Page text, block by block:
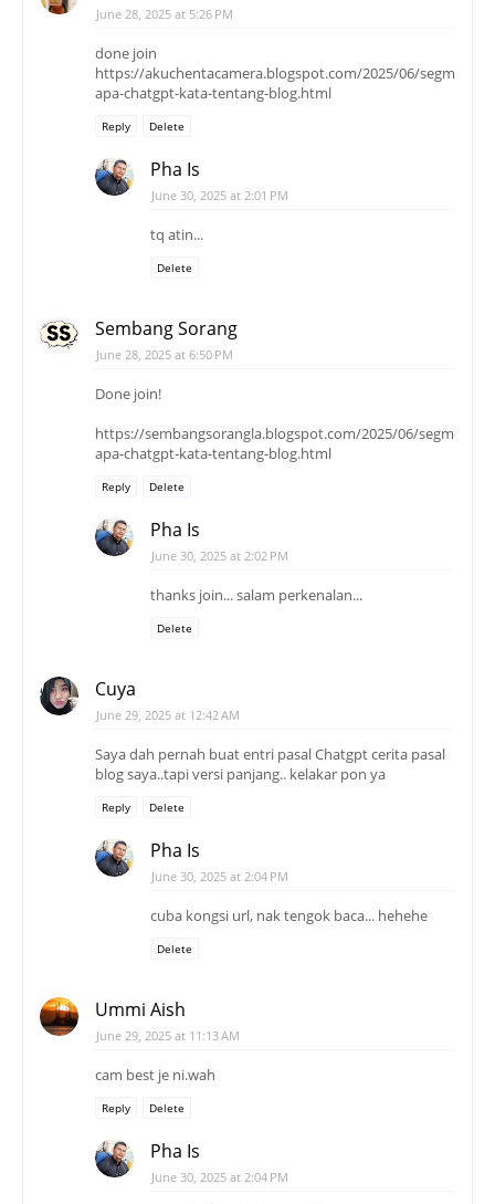
June 28, 2025 at 5:26 PM
done join
https://akuchentacamera.blogspot.com/2025/06/segmen-
apa-chatgpt-kata-tentang-blog.html
Reply Delete
Pha Is
June 30, 2025 at 2:01 PM
tq atin...
Delete
Sembang Sorang
June 28, 2025 at 6:50 PM
Done join!
https://sembangsorangla.blogspot.com/2025/06/segmen-
apa-chatgpt-kata-tentang-blog.html
Reply Delete
Pha Is
June 30, 2025 at 2:02 PM
thanks join... salam perkenalan...
Delete
Cuya
June 29, 2025 at 12:42 AM
Saya dah pernah buat entri pasal Chatgpt cerita pasal
blog saya..tapi versi panjang.. kelakar pon ya
Reply Delete
Pha Is
June 30, 2025 at 2:04 PM
cuba kongsi url, nak tengok baca... hehehe
Delete
Ummi Aish
June 29, 2025 at 11:13 AM
cam best je ni.wah
Reply Delete
Pha Is
June 30, 2025 at 2:04 PM